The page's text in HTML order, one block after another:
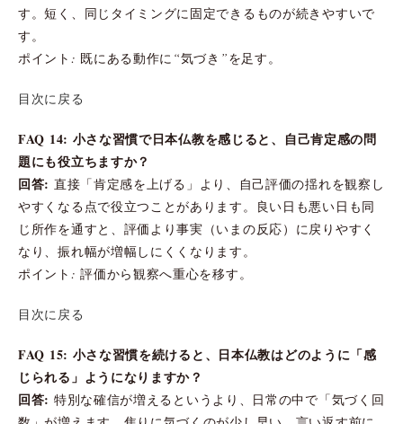
す。短く、同じタイミングに固定できるものが続きやすいで
す。
ポイント: 既にある動作に“気づき”を足す。
目次に戻る
FAQ 14: 小さな習慣で日本仏教を感じると、自己肯定感の問
題にも役立ちますか？
回答: 直接「肯定感を上げる」より、自己評価の揺れを観察し
やすくなる点で役立つことがあります。良い日も悪い日も同
じ所作を通すと、評価より事実（いまの反応）に戻りやすく
なり、振れ幅が増幅しにくくなります。
ポイント: 評価から観察へ重心を移す。
目次に戻る
FAQ 15: 小さな習慣を続けると、日本仏教はどのように「感
じられる」ようになりますか？
回答: 特別な確信が増えるというより、日常の中で「気づく回